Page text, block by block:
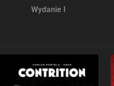
Wydanie I